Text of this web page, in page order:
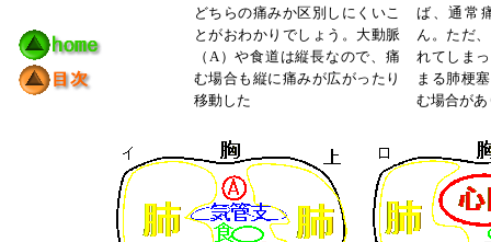
どちらの痛みか区別しにくいこ
とがおわかりでしょう。大動脈
（A）や食道は縦長なので、痛
む場合も縦に痛みが広がったり
移動した
ば、通常
ん。ただ
れてしま
まる肺梗
む場合が